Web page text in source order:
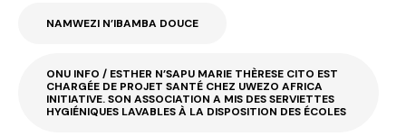
NAMWEZI N’IBAMBA DOUCE
ONU INFO / ESTHER N’SAPU MARIE THÈRESE CITO EST
CHARGÉE DE PROJET SANTÉ CHEZ UWEZO AFRICA
INITIATIVE. SON ASSOCIATION A MIS DES SERVIETTES
HYGIÉNIQUES LAVABLES À LA DISPOSITION DES ÉCOLES